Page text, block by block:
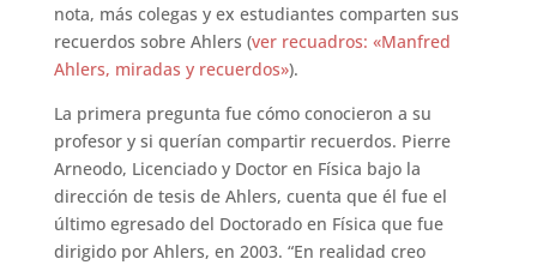
nota, más colegas y ex estudiantes comparten sus
recuerdos sobre Ahlers (ver recuadros: «Manfred
Ahlers, miradas y recuerdos»).
La primera pregunta fue cómo conocieron a su
profesor y si querían compartir recuerdos. Pierre
Arneodo, Licenciado y Doctor en Física bajo la
dirección de tesis de Ahlers, cuenta que él fue el
último egresado del Doctorado en Física que fue
dirigido por Ahlers, en 2003. “En realidad creo